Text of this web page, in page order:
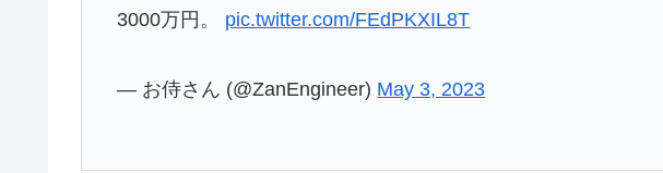
3000万円。 pic.twitter.com/FEdPKXIL8T
— お侍さん (@ZanEngineer) May 3, 2023